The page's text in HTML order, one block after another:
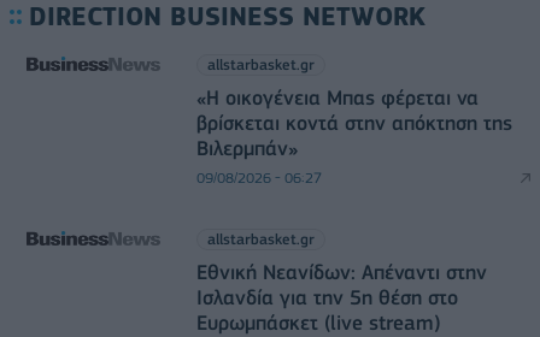
DIRECTION BUSINESS NETWORK
allstarbasket.gr
«Η οικογένεια Μπας φέρεται να
βρίσκεται κοντά στην απόκτηση της
Βιλερμπάν»
09/08/2026 - 06:27
allstarbasket.gr
Εθνική Νεανίδων: Απέναντι στην
Ισλανδία για την 5η θέση στο
Ευρωμπάσκετ (live stream)